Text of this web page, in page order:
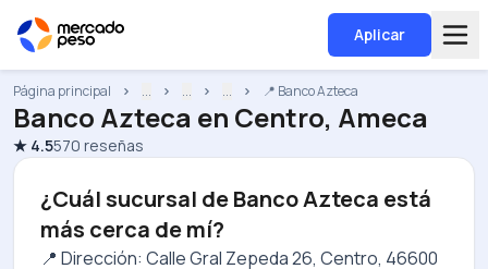
Aplicar
Página principal ... ... ... 📍 Banco Azteca
Banco Azteca en Centro, Ameca
★ 4.5570 reseñas
¿Cuál sucursal de Banco Azteca está
más cerca de mí?
📍 Dirección: Calle Gral Zepeda 26, Centro, 46600